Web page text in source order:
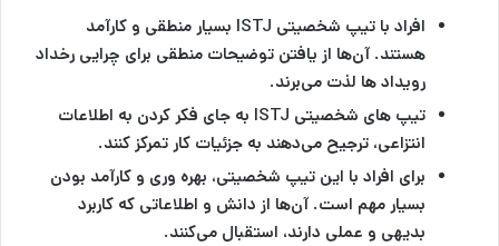
افراد با تیپ شخصیتی ISTJ بسیار منطقی و کارآمد
هستند. آن‌ها از یافتن توضیحات منطقی برای چرایی رخداد
رویداد ها لذت می‌برند.
تیپ های شخصیتی ISTJ به جای فکر کردن به اطلاعات
انتزاعی، ترجیح می‌دهند به جزئیات کار تمرکز کنند.
برای افراد با این تیپ شخصیتی، بهره وری و کارآمد بودن
بسیار مهم است. آن‌ها از دانش و اطلاعاتی که کاربرد
بدیهی و عملی دارند، استقبال می‌کنند.